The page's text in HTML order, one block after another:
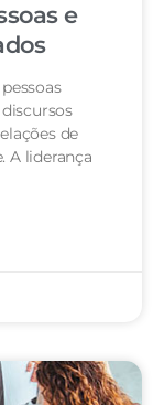
e
de
A liderança